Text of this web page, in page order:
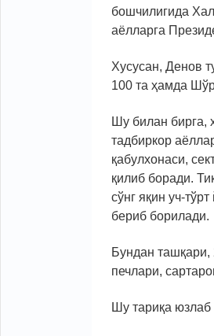
бошчилигида
аёлларга
Хусусан, Денов
100 та ҳамда
Шу билан бирга,
тадбиркор
қабулхонаси,
қилиб боради.
сўнг яқин уч-
бериб борилади.
Бундан ташқари,
печлари,
Шу тариқа